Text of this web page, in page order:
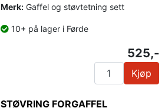
Merk: Gaffel og støvtetning sett
10+ på lager i Førde
525,-
Kjøp
STØVRING FORGAFFEL